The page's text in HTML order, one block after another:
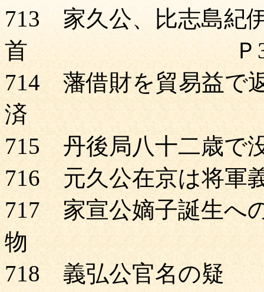
713 家久公、比志島紀
首 Ｐ
714 藩借財を貿易益で
済
715 丹後局八十二歳で
716 元久公在京は将軍
717 家宣公嫡子誕生へ
物 Ｐ
718 義弘公官名の疑